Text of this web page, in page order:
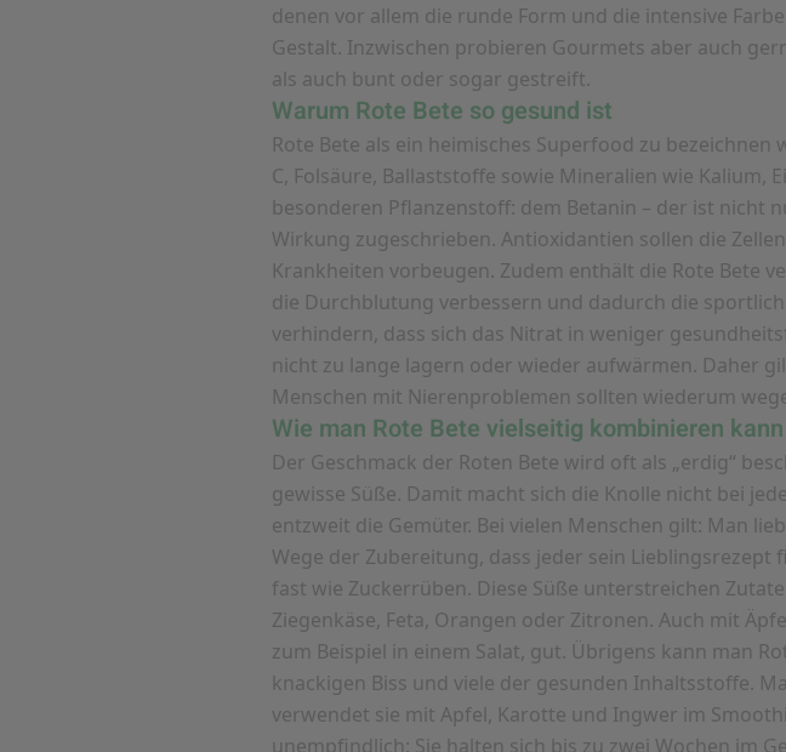
denen vor allem die runde Form und die intensive
Gestalt. Inzwischen probieren Gourmets aber auch
als auch bunt oder sogar gestreift.
Warum Rote Bete so gesund ist
Rote Bete als ein heimisches Superfood zu
C, Folsäure, Ballaststoffe sowie Mineralien wie Kalium,
besonderen Pflanzenstoff: dem Betanin – der ist nicht
Wirkung zugeschrieben. Antioxidantien sollen die
Krankheiten vorbeugen. Zudem enthält die Rote Bete
die Durchblutung verbessern und dadurch die
verhindern, dass sich das Nitrat in weniger
nicht zu lange lagern oder wieder aufwärmen. Daher
Menschen mit Nierenproblemen sollten wiederum
Wie man Rote Bete vielseitig kombinieren kann
Der Geschmack der Roten Bete wird oft als „erdig“
gewisse Süße. Damit macht sich die Knolle nicht bei
entzweit die Gemüter. Bei vielen Menschen gilt: Man
Wege der Zubereitung, dass jeder sein
fast wie Zuckerrüben. Diese Süße unterstreichen
Ziegenkäse, Feta, Orangen oder Zitronen. Auch mit
zum Beispiel in einem Salat, gut. Übrigens kann man
knackigen Biss und viele der gesunden Inhaltsstoffe.
verwendet sie mit Apfel, Karotte und Ingwer im
unempfindlich: Sie halten sich bis zu zwei Wochen im